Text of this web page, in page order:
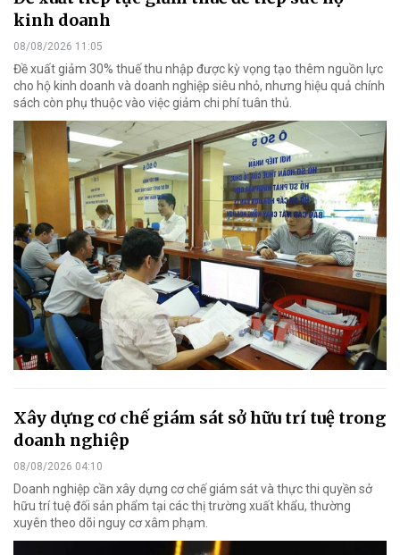
kinh doanh
08/08/2026 11:05
Đề xuất giảm 30% thuế thu nhập được kỳ vọng tạo thêm nguồn lực
cho hộ kinh doanh và doanh nghiệp siêu nhỏ, nhưng hiệu quả chính
sách còn phụ thuộc vào việc giảm chi phí tuân thủ.
Xây dựng cơ chế giám sát sở hữu trí tuệ trong
doanh nghiệp
08/08/2026 04:10
Doanh nghiệp cần xây dựng cơ chế giám sát và thực thi quyền sở
hữu trí tuệ đối sản phẩm tại các thị trường xuất khẩu, thường
xuyên theo dõi nguy cơ xâm phạm.